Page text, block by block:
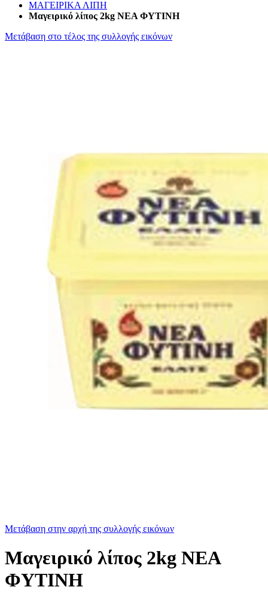
ΜΑΓΕΙΡΙΚΑ ΛΙΠΗ
Μαγειρικό λίπος 2kg ΝΕΑ ΦΥΤΙΝΗ
Μετάβαση στο τέλος της συλλογής εικόνων
Μετάβαση στην αρχή της συλλογής εικόνων
Μαγειρικό λίπος 2kg ΝΕΑ
ΦΥΤΙΝΗ